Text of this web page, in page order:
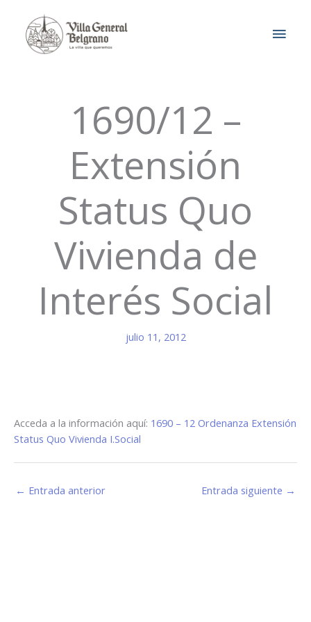
contenido
1690/12 –
Extensión
Status Quo
Vivienda de
Interés Social
julio 11, 2012
Acceda a la información aquí: 1690 – 12 Ordenanza Extensión
Status Quo Vivienda I.Social
← Entrada anterior Entrada siguiente →